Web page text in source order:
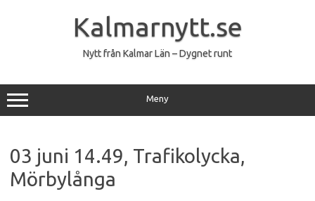
Kalmarnytt.se
Nytt från Kalmar Län – Dygnet runt
Meny
03 juni 14.49, Trafikolycka,
Mörbylånga